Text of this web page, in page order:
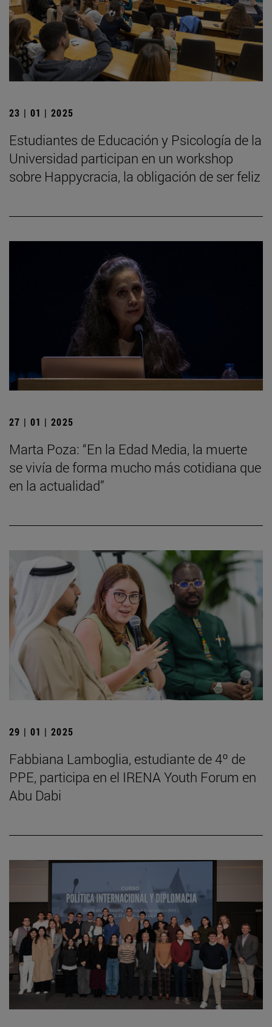
23 | 01 | 2025
Estudiantes de Educación y Psicología de la
Universidad participan en un workshop
sobre Happycracia, la obligación de ser feliz
27 | 01 | 2025
Marta Poza: “En la Edad Media, la muerte
se vivía de forma mucho más cotidiana que
en la actualidad”
29 | 01 | 2025
Fabbiana Lamboglia, estudiante de 4º de
PPE, participa en el IRENA Youth Forum en
Abu Dabi